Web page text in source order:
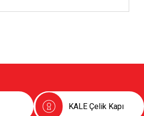
KALE Çelik Kapı